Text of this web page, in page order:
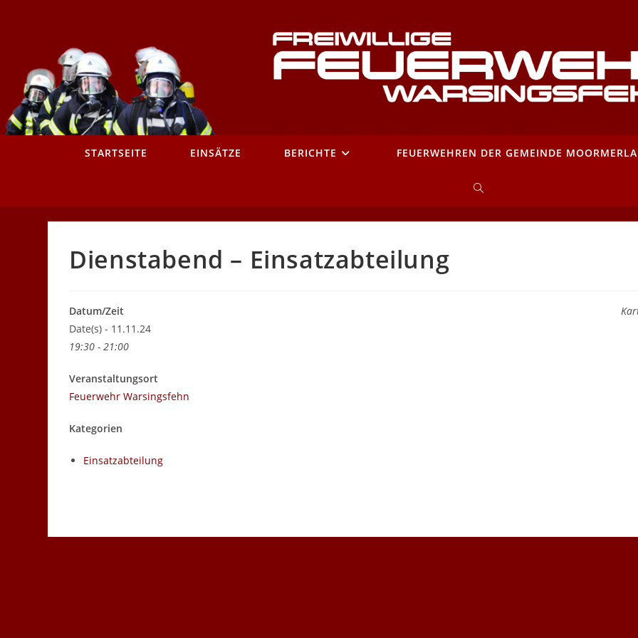
STARTSEITE EINSÄTZE BERICHTE FEUERWEHREN DER GEMEINDE
WEBSITE-
SUCHE
Dienstabend – Einsatzabteilung
Datum/Zeit
Date(s) - 11.11.24
19:30 - 21:00
Veranstaltungsort
Feuerwehr Warsingsfehn
Kategorien
Einsatzabteilung